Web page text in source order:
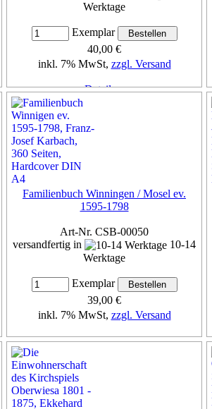
Werktage
Exemplar
40,00 €
inkl. 7% MwSt, zzgl. Versand
Details...
Familienbuch Winningen / Mosel ev.
1595-1798
Art-Nr. CSB-00050
versandfertig in
10-14
Werktage
Exemplar
39,00 €
inkl. 7% MwSt, zzgl. Versand
Details...